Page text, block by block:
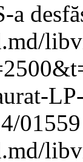
a
01559